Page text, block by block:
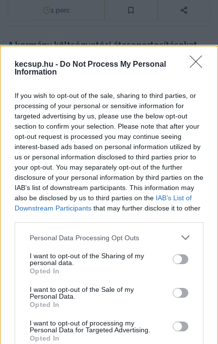
kecsup.hu - Do Not Process My Personal
Information
If you wish to opt-out of the sale, sharing to third parties, or
processing of your personal or sensitive information for
targeted advertising by us, please use the below opt-out
section to confirm your selection. Please note that after your
opt-out request is processed you may continue seeing
interest-based ads based on personal information utilized by
us or personal information disclosed to third parties prior to
your opt-out. You may separately opt-out of the further
disclosure of your personal information by third parties on the
IAB’s list of downstream participants. This information may
also be disclosed by us to third parties on the IAB’s List of
Downstream Participants that may further disclose it to other
Please note that this website/app uses one or more Google
not limited to your visit or usage behaviour. You may click to
grant or deny consent to Google and its third-party tags to
use your data for below specified purposes in below Google
consent section.
Personal Data Processing Opt Outs
I want to opt-out of the Sharing of my
personal data.
Opted In
I want to opt-out of the Sale of my
Personal Data.
Opted In
I want to opt-out of processing my
Personal Data for Targeted Advertising.
Opted In
1 perc
A kormány költségvetési átcsoportosításokat
hajt végre, így több minisztérium és alap
támogatási és kiadási előirányzatai módosulnak
szerint 2026-ban apadnak a kistelepülési,
állatvédelmi és köznevelési támogatásokra
szánt források, míg a kormányzati
kommunikációra és konzultációra több pénzt
szán a kabinet. Lapszemle.
A kormány költségvetési átcsoportosításokat
hajt végre, valamint újabb önkormányzati
támogatásokat oszt ki, emellett több
minisztérium és alap támogatási és kiadási
előirányzatai módosulnak, főként egyszeri
jelleggel, 2026-ra vonatkozóan – áll a legfrissebb
Magyar Közlönyben, melyet az
idén csökkenni fognak többek között